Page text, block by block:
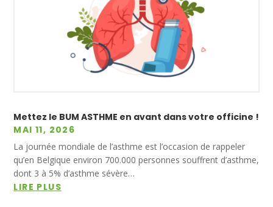
Mettez le BUM ASTHME en avant dans votre officine !
MAI 11, 2026
La journée mondiale de l’asthme est l’occasion de rappeler
qu’en Belgique environ 700.000 personnes souffrent d’asthme,
dont 3 à 5% d’asthme sévère…
LIRE PLUS